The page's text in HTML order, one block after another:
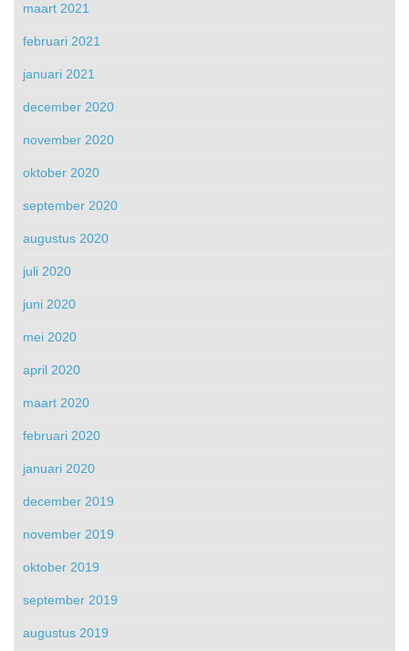
maart 2021
februari 2021
januari 2021
december 2020
november 2020
oktober 2020
september 2020
augustus 2020
juli 2020
juni 2020
mei 2020
april 2020
maart 2020
februari 2020
januari 2020
december 2019
november 2019
oktober 2019
september 2019
augustus 2019